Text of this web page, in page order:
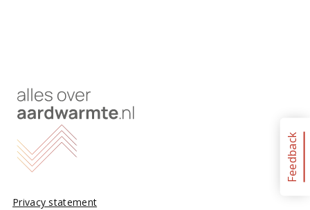
Privacy statement
Feedback